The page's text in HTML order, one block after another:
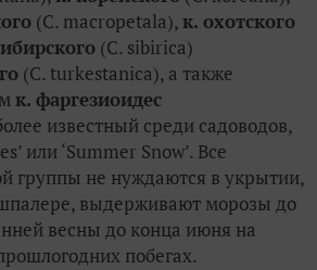
(C. macropetala),к. охотского
(C. sibirica)
(C. turkestanica), а также
к. фаргезиоидес
известный среди садоводов,
или ‘Summer Snow’. Все
группы не нуждаются в укрытии,
выдерживают морозы до
весны до конца июня на
побегах.